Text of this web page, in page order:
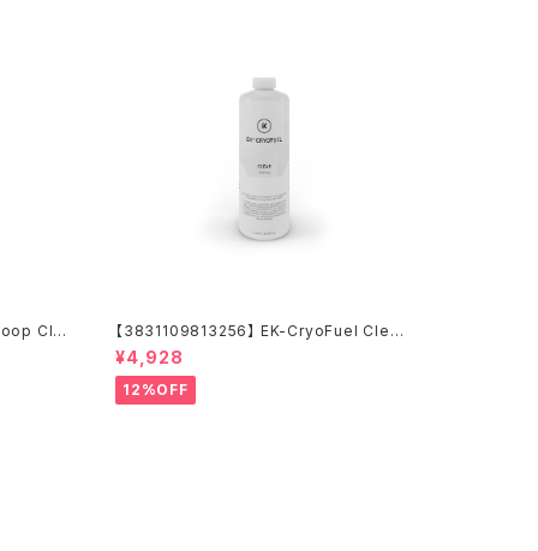
Cle
【3831109813256】 EK-CryoFuel Clear
(Premix 1000mL)
¥4,928
12%OFF